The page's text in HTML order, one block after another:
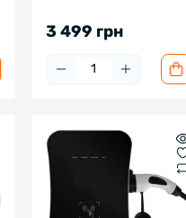
3 499 грн